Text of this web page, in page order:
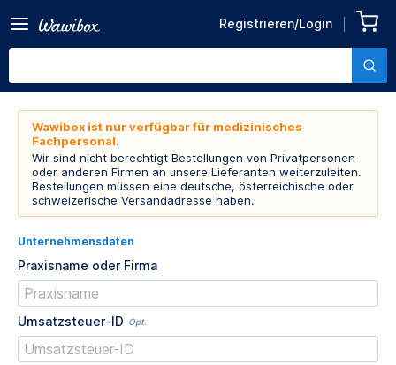
Registrieren/Login
Wawibox ist nur verfügbar für medizinisches
Fachpersonal.
Wir sind nicht berechtigt Bestellungen von Privatpersonen
oder anderen Firmen an unsere Lieferanten weiterzuleiten.
Bestellungen müssen eine deutsche, österreichische oder
schweizerische Versandadresse haben.
Unternehmensdaten
Praxisname oder Firma
Umsatzsteuer-ID Opt.